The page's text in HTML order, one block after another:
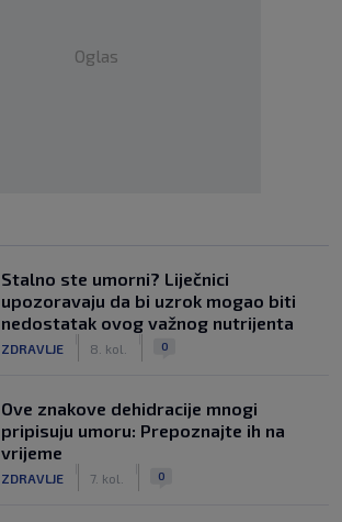
Oglas
Stalno ste umorni? Liječnici
upozoravaju da bi uzrok mogao biti
nedostatak ovog važnog nutrijenta
ZDRAVLJE 8. kol. 0
Ove znakove dehidracije mnogi
pripisuju umoru: Prepoznajte ih na
vrijeme
ZDRAVLJE 7. kol. 0